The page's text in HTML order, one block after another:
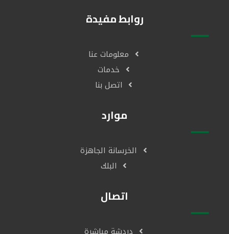
روابط مفيدة
معلومات عنا
خدمات
اتصل بنا
موارد
الخرسانة الجاهزة
البلك
اتصال